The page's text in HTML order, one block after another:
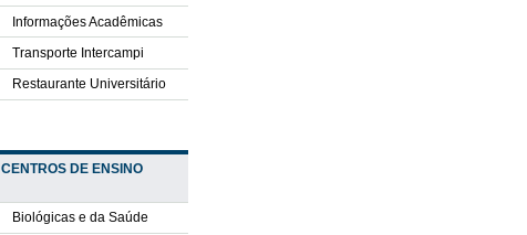
Informações Acadêmicas
Transporte Intercampi
Restaurante Universitário
CENTROS DE ENSINO
Biológicas e da Saúde